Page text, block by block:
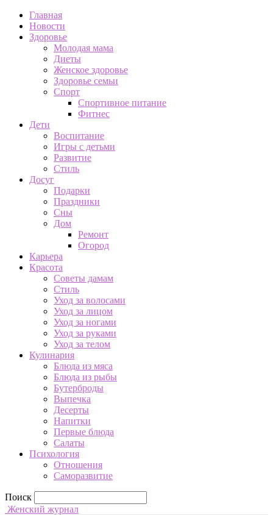
Главная
Новости
Здоровье
Молодая мама
Диеты
Женское здоровье
Здоровье семьи
Спорт
Спортивное питание
Фитнес
Дети
Воспитание
Игры с детьми
Развитие
Стиль
Досуг
Подарки
Праздники
Сны
Дом
Ремонт
Огород
Карьера
Красота
Советы дамам
Стиль
Уход за волосами
Уход за лицом
Уход за ногами
Уход за руками
Уход за телом
Кулинария
Блюда из мяса
Блюда из рыбы
Бутерброды
Выпечка
Десерты
Напитки
Первые блюда
Салаты
Психология
Отношения
Саморазвитие
Поиск
Женский журнал